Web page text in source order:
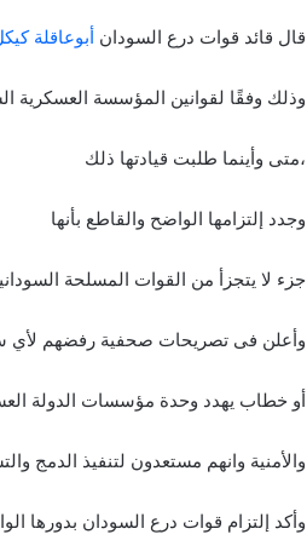
قال قائد قوات درع السودان أبوعاقلة
وذلك وفقًا لقوانين المؤسسة العسكرية
،متى وأينما طلبت قيادتها ذلك
وجدد إلتزامها الواضح والقاطع بأنها
جزء لا يتجزأ من القوات المسلحة
وأعلن فى تصريحات صحفية رفضهم لأي
أو خطاب يهدد وحدة مؤسسات الدولة
والأمنية وانهم مستعدون لتنفيذ الدمج
وأكد إلتزام قوات درع السودان بدورها